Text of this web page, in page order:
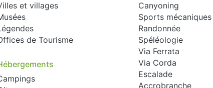
et villages
de Tourisme
Canyoning
Sports mécaniques
Randonnée
Spéléologie
Via Ferrata
Via Corda
Escalade
Accrobranche